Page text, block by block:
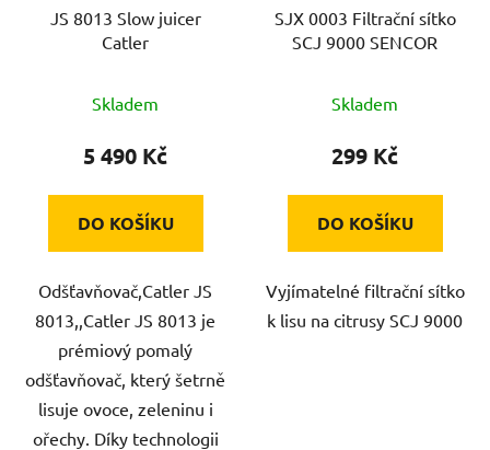
JS 8013 Slow juicer
Catler
Skladem
5 490 Kč
DO KOŠÍKU
Odšťavňovač,Catler JS
8013,,Catler JS 8013 je
prémiový pomalý
odšťavňovač, který šetrně
lisuje ovoce, zeleninu i
ořechy. Díky technologii
SJX 0003 Filtrační sítko
SCJ 9000 SENCOR
Skladem
299 Kč
DO KOŠÍKU
Vyjímatelné filtrační sítko
k lisu na citrusy SCJ 9000